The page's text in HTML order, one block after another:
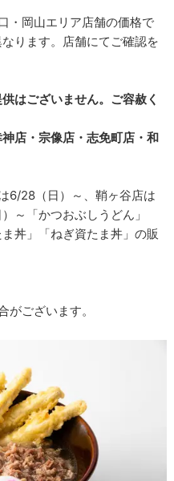
・岡山エリア店舗の価格で
ります。店舗にてご確認を
はございません。ご容赦く
店・宗像店・志免町店・和
6/28（日）～、鞘ヶ谷店は
～「かつおぶしうどん」
丼」「ねぎ資たま丼」の販
がございます。